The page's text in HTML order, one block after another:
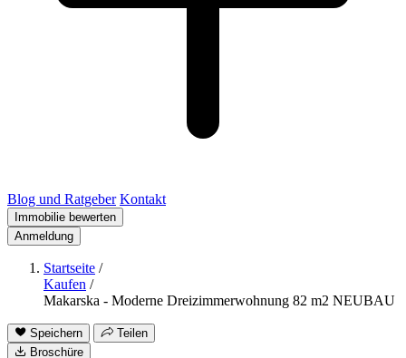
Blog und Ratgeber Kontakt
Immobilie bewerten
Anmeldung
Startseite /
Kaufen /
Makarska - Moderne Dreizimmerwohnung 82 m2 NEUBAU
Speichern
Teilen
Broschüre